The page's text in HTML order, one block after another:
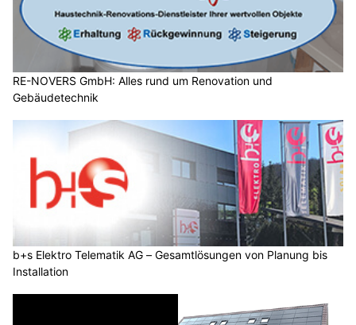
RE-NOVERS GmbH: Alles rund um Renovation und
Gebäudetechnik
b+s Elektro Telematik AG – Gesamtlösungen von Planung bis
Installation